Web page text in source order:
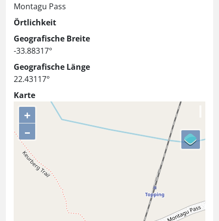
Montagu Pass
Örtlichkeit
Geografische Breite
-33.88317°
Geografische Länge
22.43117°
Karte
+
–